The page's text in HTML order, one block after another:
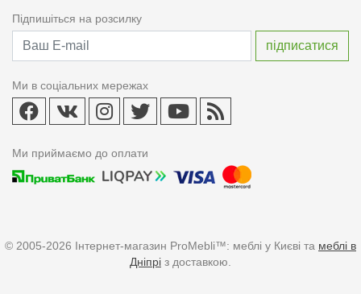
Підпишіться на розсилку
Ми в соціальних мережах
Ми приймаємо до оплати
© 2005-2026 Інтернет-магазин ProMebli™: меблі у Києві та меблі в
Дніпрі з доставкою.